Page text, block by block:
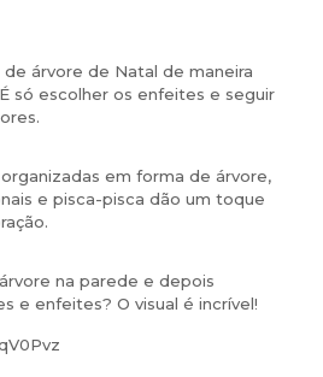
árvore de Natal de maneira
só escolher os enfeites e seguir
em forma de árvore,
e pisca-pisca dão um toque
na parede e depois
e enfeites? O visual é incrível!